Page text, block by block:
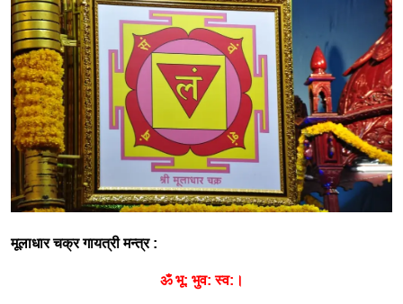
मूलाधार चक्र गायत्री मन्त्र:
ॐ भू: भुव:स्व: ।